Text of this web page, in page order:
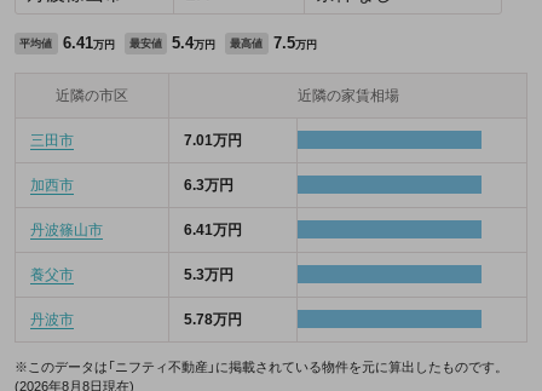
平均値 6.41万円 最安値 5.4万円 最高値 7.5万円
近隣の市区 近隣の家賃相場
三田市 7.01万円
加西市 6.3万円
丹波篠山市 6.41万円
養父市 5.3万円
丹波市 5.78万円
※このデータは「ニフティ不動産」に掲載されている物件を元に算出したものです。
(2026年8月8日現在)